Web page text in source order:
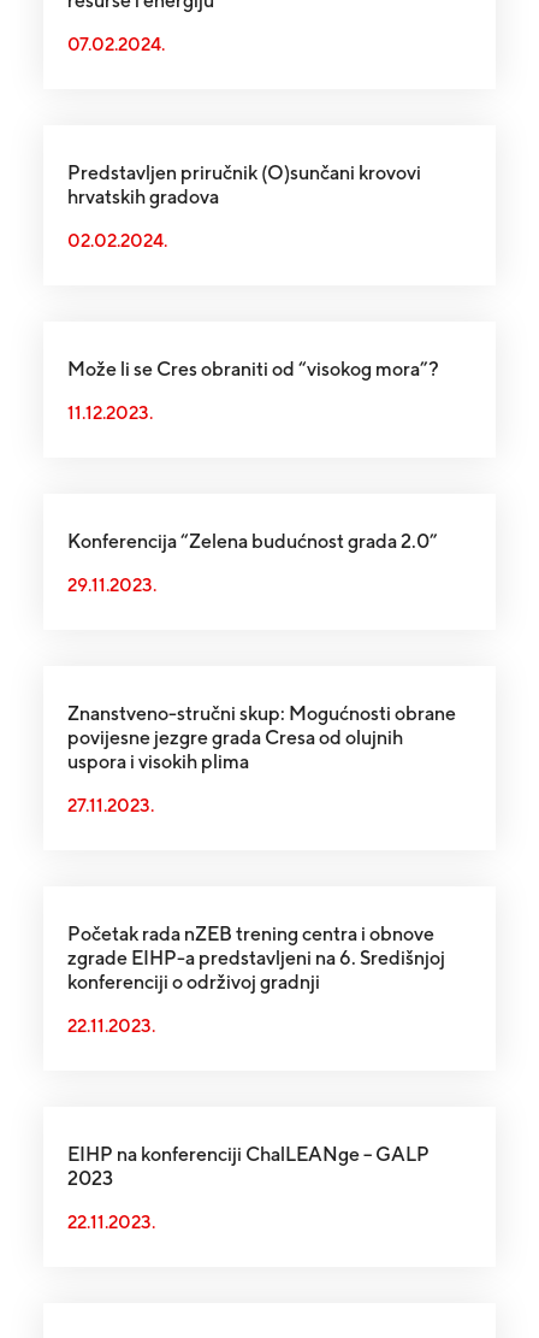
07.02.2024.
Predstavljen priručnik (O)sunčani krovovi
hrvatskih gradova
02.02.2024.
Može li se Cres obraniti od “visokog mora”?
11.12.2023.
Konferencija “Zelena budućnost grada 2.0”
29.11.2023.
Znanstveno-stručni skup: Mogućnosti obrane
povijesne jezgre grada Cresa od olujnih
uspora i visokih plima
27.11.2023.
Početak rada nZEB trening centra i obnove
zgrade EIHP-a predstavljeni na 6. Središnjoj
konferenciji o održivoj gradnji
22.11.2023.
EIHP na konferenciji ChalLEANge – GALP
2023
22.11.2023.